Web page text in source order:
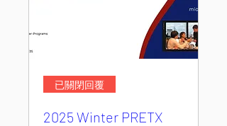
已關閉回覆
2025 Winter PRETX